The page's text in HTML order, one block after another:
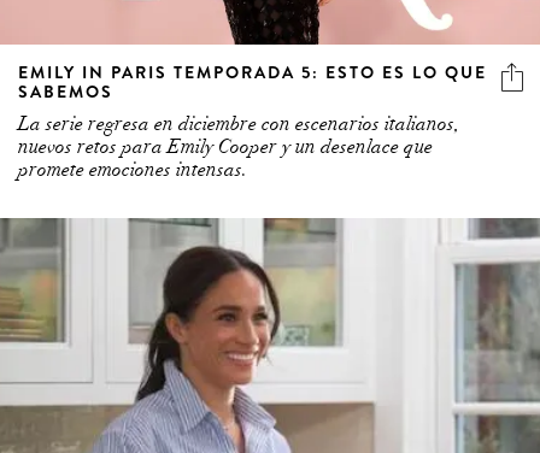
EMILY IN PARIS TEMPORADA 5: ESTO ES LO QUE
SABEMOS
La serie regresa en diciembre con escenarios italianos,
nuevos retos para Emily Cooper y un desenlace que
promete emociones intensas.